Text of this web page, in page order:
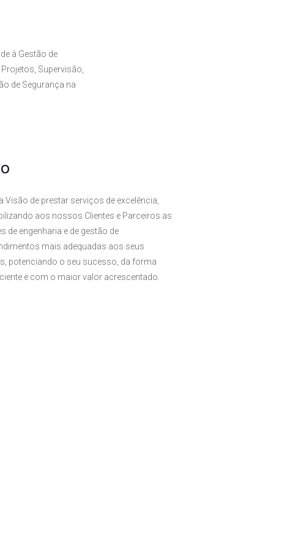
à Gestão de
Supervisão,
de Segurança na
Visão de prestar serviços de excelência,
aos nossos Clientes e Parceiros as
de engenharia e de gestão de
mais adequadas aos seus
potenciando o seu sucesso, da forma
e com o maior valor acrescentado.